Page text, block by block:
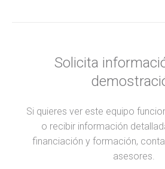
Solicita
Si quieres ver este equipo
o recibir información
financiación y formación,
asesores.